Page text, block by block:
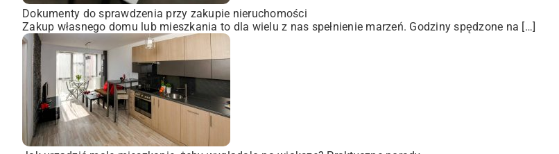
Dokumenty do sprawdzenia przy zakupie nieruchomości
Zakup własnego domu lub mieszkania to dla wielu z nas spełnienie marzeń. Godziny spędzone na […]